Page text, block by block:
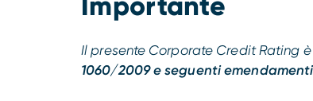
Il presente Corporate Credit Rating
1060/2009 e seguenti emendamenti